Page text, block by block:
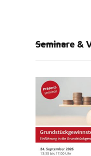
Seminare &